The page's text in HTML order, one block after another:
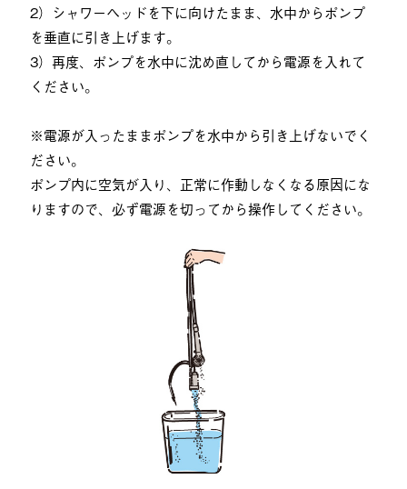
2）シャワーヘッドを下に向けたまま、水中からポンプ
を垂直に引き上げます。
3）再度、ポンプを水中に沈め直してから電源を入れて
ください。
※電源が入ったままポンプを水中から引き上げないでく
ださい。
ポンプ内に空気が入り、正常に作動しなくなる原因にな
りますので、必ず電源を切ってから操作してください。